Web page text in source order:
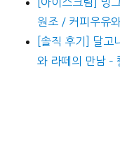
원조 / 커피우유
[솔직 후기] 달고
와 라떼의 만남 –